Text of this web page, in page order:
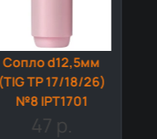
Сопло d11,0мм
(TIG TP 17/18/26)
№ 7 IPT1704
47 р.